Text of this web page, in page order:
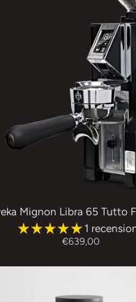
Mignon Libra 65 Tutto
1
€639,00